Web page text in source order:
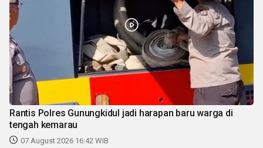
Rantis Polres Gunungkidul jadi harapan baru warga di
tengah kemarau
07 August 2026 16:42 WIB